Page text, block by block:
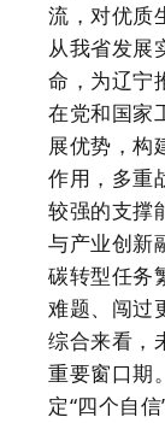
流，对优质
从我省发展
命，为辽宁
在党和国家
展优势，构
作用，多重
较强的支撑
与产业创新
碳转型任务
难题、闯过
综合来看，
重要窗口期
定“四个自